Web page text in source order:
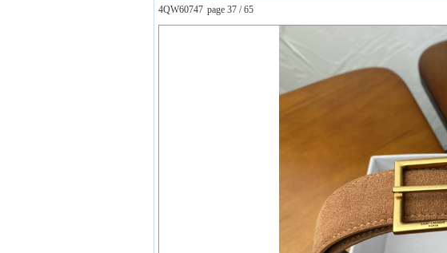
4QW60747 page 37 / 65